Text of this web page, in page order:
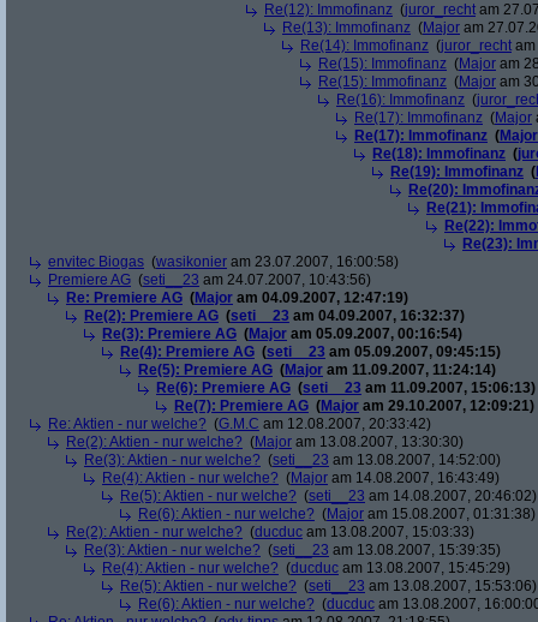
Re(12): Immofinanz (juror_recht am
Re(13): Immofinanz (Major am
Re(14): Immofinanz (juror_recht
Re(15): Immofinanz (Major am
Re(15): Immofinanz (Major am
Re(16): Immofinanz (
Re(17): Immofinanz (Major
Re(17): Immofinanz (Major
Re(18): Immofinanz (
Re(19): Immofinanz (
Re(20):
Re(21):
Re(22):
Re(23):
envitec Biogas (wasikonier am 23.07.2007, 16:00:58)
Premiere AG (seti__23 am 24.07.2007, 10:43:56)
Re: Premiere AG (Major am 04.09.2007, 12:47:19)
Re(2): Premiere AG (seti__23 am 04.09.2007, 16:32:37)
Re(3): Premiere AG (Major am 05.09.2007, 00:16:54)
Re(4): Premiere AG (seti__23 am 05.09.2007, 09:45:15)
Re(5): Premiere AG (Major am 11.09.2007, 11:24:14)
Re(6): Premiere AG (seti__23 am 11.09.2007, 15:06:13)
Re(7): Premiere AG (Major am 29.10.2007, 12:09:21)
Re: Aktien - nur welche? (G.M.C am 12.08.2007, 20:33:42)
Re(2): Aktien - nur welche? (Major am 13.08.2007, 13:30:30)
Re(3): Aktien - nur welche? (seti__23 am 13.08.2007, 14:52:00)
Re(4): Aktien - nur welche? (Major am 14.08.2007, 16:43:49)
Re(5): Aktien - nur welche? (seti__23 am 14.08.2007, 20:46:02)
Re(6): Aktien - nur welche? (Major am 15.08.2007, 01:31:38)
Re(2): Aktien - nur welche? (ducduc am 13.08.2007, 15:03:33)
Re(3): Aktien - nur welche? (seti__23 am 13.08.2007, 15:39:35)
Re(4): Aktien - nur welche? (ducduc am 13.08.2007, 15:45:29)
Re(5): Aktien - nur welche? (seti__23 am 13.08.2007, 15:53:06)
Re(6): Aktien - nur welche? (ducduc am 13.08.2007,